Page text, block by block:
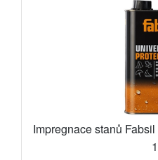
Impregnace stanů